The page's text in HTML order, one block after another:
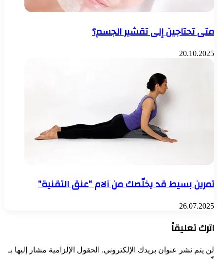
متى تحتاجين إلى تقشير الجسم؟
20.10.2025
تمرين بسيط قد يخلّصك من آلام “عنق التقنية”
26.07.2025
اترك تعليقاً
لن يتم نشر عنوان بريدك الإلكتروني. الحقول الإلزامية مشار إليها بـ
*